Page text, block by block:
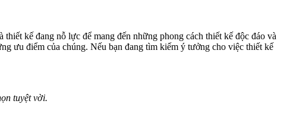
kế đang nỗ lực để mang đến những phong cách thiết kế độc đáo và
ưu điểm của chúng. Nếu bạn đang tìm kiếm ý tưởng cho việc thiết kế
tuyệt vời.